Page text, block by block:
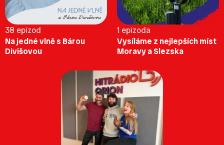
38 epizod
Na jedné vlně s Bárou
Divišovou
1 epizoda
Vysíláme z nejlepších míst
Moravy a Slezska